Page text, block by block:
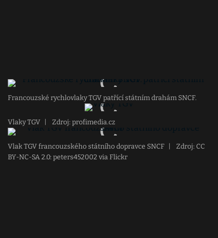
Francouzské rychlovlaky TGV patřící státním drahám SNCF.
Vlaky TGV Zdroj: profimedia.cz
Vlak TGV francouzského státního dopravce SNCF
Zdroj: CC
BY-NC-SA 2.0: peters452002 via Flickr